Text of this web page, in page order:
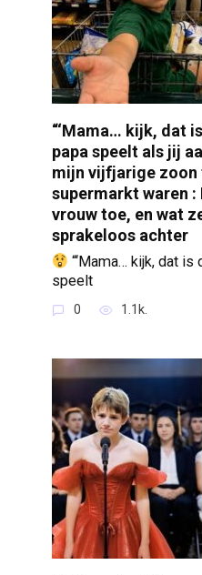
“‘Mama… kijk, dat
papa speelt als jij
mijn vijfjarige zoon
supermarkt waren :
vrouw toe, en wat
sprakeloos achter
“‘Mama… kijk, dat
speelt
0 1.1k.